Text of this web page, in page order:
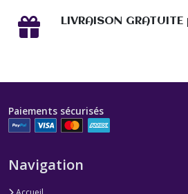
LIVRAISON
Paiements sécurisés
Navigation